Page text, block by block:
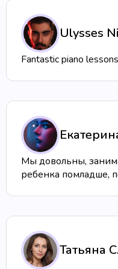
Ulysses
Fantastic piano
Мы довольны,
ребенка помладше,
Татьяна С.